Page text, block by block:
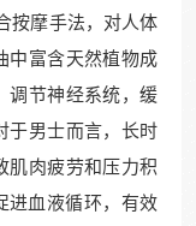
按摩手法，对人体
中富含天然植物成
调节神经系统，缓
于男士而言，长时
肌肉疲劳和压力积
进血液循环，有效